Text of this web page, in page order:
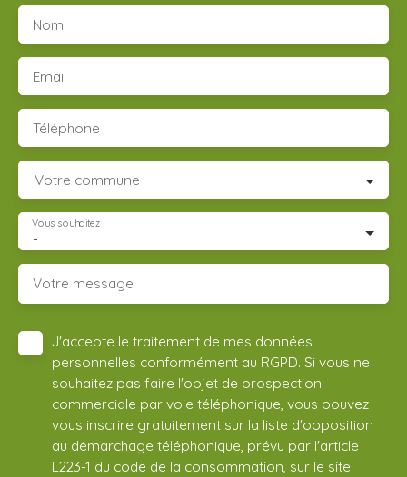
Nom
Email
Téléphone
Votre commune
-
Vous souhaitez
Votre message
J'accepte le traitement de mes données
personnelles conformément au RGPD. Si vous ne
souhaitez pas faire l'objet de prospection
commerciale par voie téléphonique, vous pouvez
vous inscrire gratuitement sur la liste d'opposition
au démarchage téléphonique, prévu par l'article
L223-1 du code de la consommation, sur le site